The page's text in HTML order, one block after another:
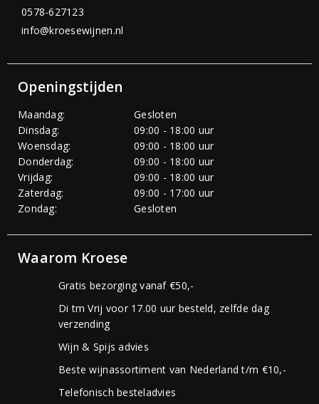
0578-627123
info@kroesewijnen.nl
Openingstijden
Maandag:
Gesloten
Dinsdag:
09:00 - 18:00 uur
Woensdag:
09:00 - 18:00 uur
Donderdag:
09:00 - 18:00 uur
Vrijdag:
09:00 - 18:00 uur
Zaterdag:
09:00 - 17:00 uur
Zondag:
Gesloten
Waarom Kroese
Gratis bezorging vanaf €50,-
Di tm Vrij voor 17.00 uur besteld, zelfde dag
verzending
Wijn & Spijs advies
Beste wijnassortiment van Nederland t/m €10,-
Telefonisch besteladvies